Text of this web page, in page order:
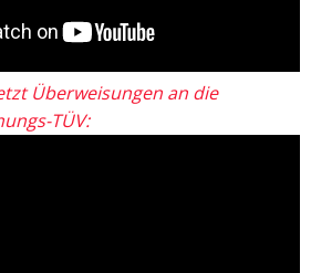
Überweisungen an die
TÜV: